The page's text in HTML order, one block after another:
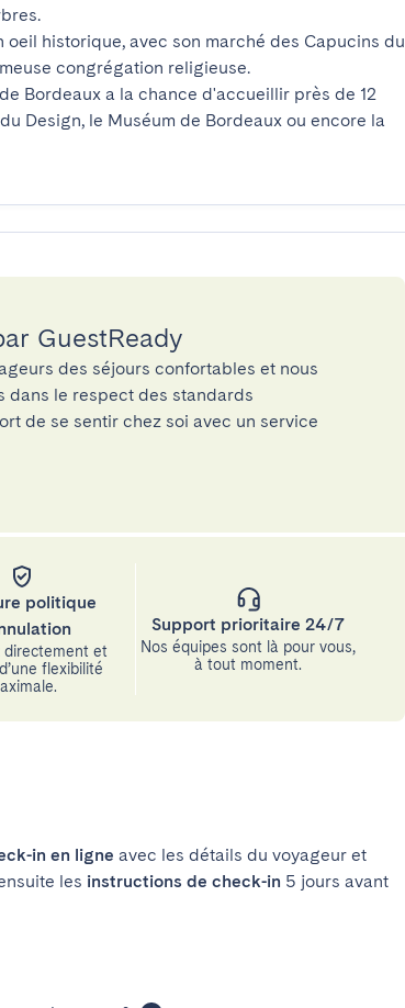
historique, avec son marché des Capucins du
congrégation religieuse.
Bordeaux a la chance d'accueillir près de 12
Design, le Muséum de Bordeaux ou encore la
GuestReady
des séjours confortables et nous
dans le respect des standards
de se sentir chez soi avec un service
politique
directement et
flexibilité
Support prioritaire 24/7
Nos équipes sont là pour vous,
à tout moment.
in en ligne avec les détails du voyageur et
les instructions de check-in 5 jours avant